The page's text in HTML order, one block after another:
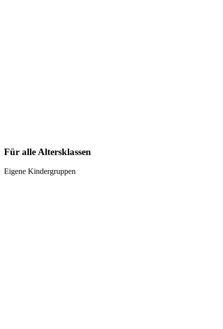
Für alle Altersklassen
Eigene Kindergruppen